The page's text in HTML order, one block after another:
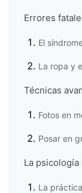
Errores
El
La ropa y
Técnicas
Fotos en
Posar en
La
La